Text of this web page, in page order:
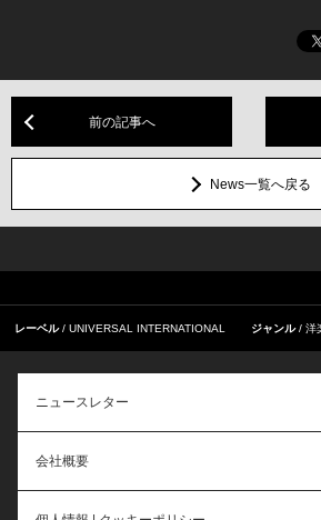
前の記事へ
News一覧へ戻る
レーベル UNIVERSAL INTERNATIONAL ジャンル 洋
ニュースレター
会社概要